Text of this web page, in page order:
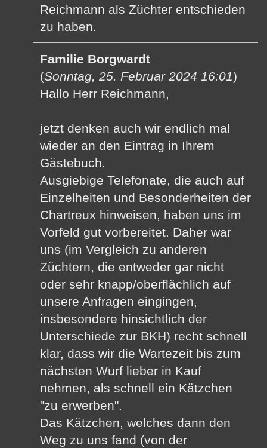
Reichmann als Züchter entschieden
zu haben.
Familie Borgwardt
(Sonntag, 25. Februar 2024 16:01)
Hallo Herr Reichmann,
jetzt denken auch wir endlich mal
wieder an den Eintrag in Ihrem
Gästebuch.
Ausgiebige Telefonate, die auch auf
Einzelheiten und Besonderheiten der
Chartreux hinweisen, haben uns im
Vorfeld gut vorbereitet. Daher war
uns (im Vergleich zu anderen
Züchtern, die entweder gar nicht
oder sehr knapp/oberflächlich auf
unsere Anfragen eingingen,
insbesondere hinsichtlich der
Unterschiede zur BKH) recht schnell
klar, dass wir die Wartezeit bis zum
nächsten Wurf lieber in Kauf
nehmen, als schnell ein Kätzchen
"zu erwerben".
Das Kätzchen, welches dann den
Weg zu uns fand (von der